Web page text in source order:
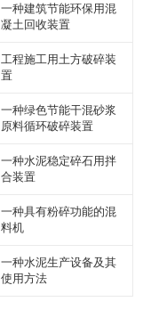
一种建筑节能环保用混
凝土回收装置
工程施工用土方破碎装
置
一种绿色节能干混砂浆
原料循环破碎装置
一种水泥稳定碎石用拌
合装置
一种具有粉碎功能的混
料机
一种水泥生产设备及其
使用方法